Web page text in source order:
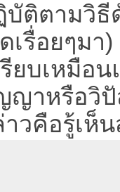
ติตามวิธี
เรื่อยๆม
ยบเหมือ
ญาหรือวิปั
าวคือรู้เห็